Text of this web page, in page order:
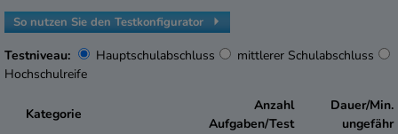
So nutzen Sie den Testkonfigurator
Testniveau: Hauptschulabschluss
mittlerer Schulabschluss
Hochschulreife
Kategorie
Anzahl
Aufgaben/Test
Dauer/Min.
ungefähr